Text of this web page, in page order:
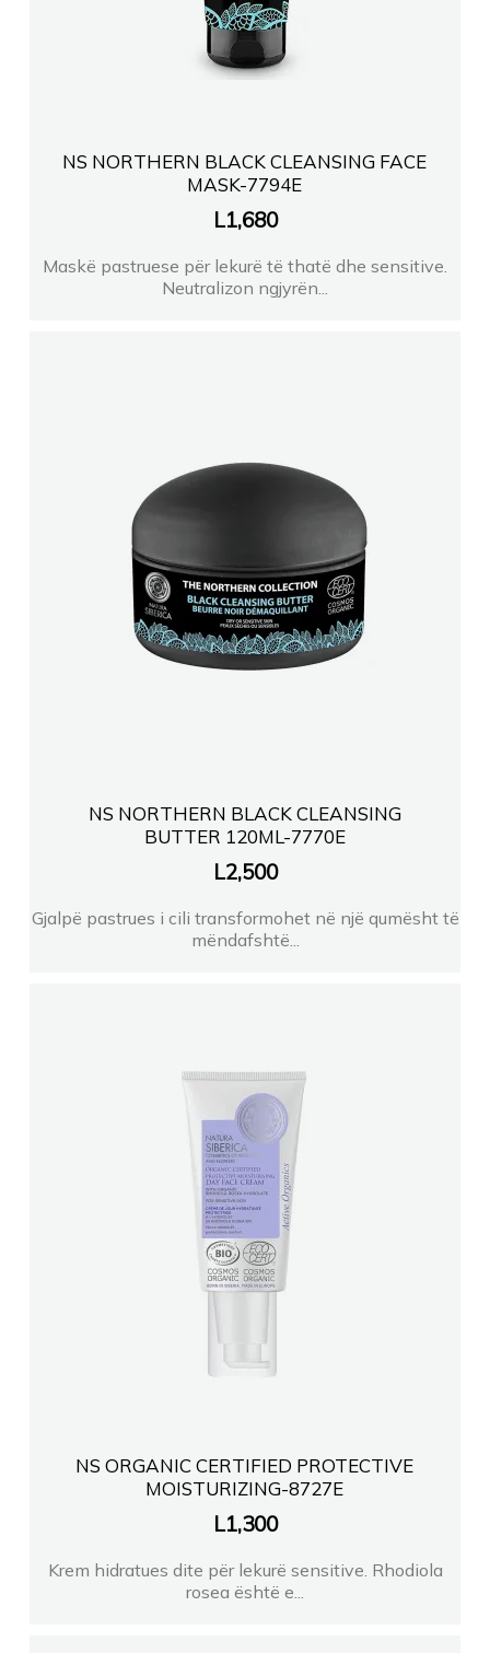
NS NORTHERN BLACK CLEANSING FACE
MASK-7794E
L1,680
Maskë pastruese për lekurë të thatë dhe sensitive.
Neutralizon ngjyrën...
NS NORTHERN BLACK CLEANSING
BUTTER 120ML-7770E
L2,500
Gjalpë pastrues i cili transformohet në një qumësht të
mëndafshtë...
NS ORGANIC CERTIFIED PROTECTIVE
MOISTURIZING-8727E
L1,300
Krem hidratues dite për lekurë sensitive. Rhodiola
rosea është e...